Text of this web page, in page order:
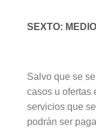
SEXTO:
Salvo que se
casos u ofertas
servicios que
podrán ser